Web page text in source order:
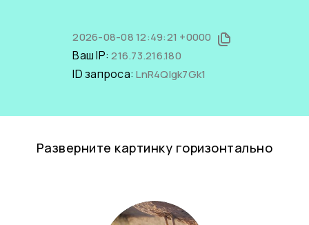
2026-08-08 12:49:21 +0000
Ваш IP:216.73.216.180
ID запроса:LnR4Qlgk7Gk1
Разверните картинку горизонтально